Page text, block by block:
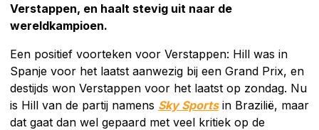
Verstappen, en haalt stevig uit naar de
wereldkampioen.
Een positief voorteken voor Verstappen: Hill was in
Spanje voor het laatst aanwezig bij een Grand Prix, en
destijds won Verstappen voor het laatst op zondag. Nu
is Hill van de partij namens Sky Sportsin Brazilië, maar
dat gaat dan wel gepaard met veel kritiek op de